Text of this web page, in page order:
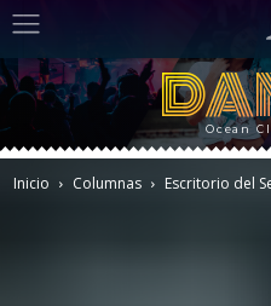
Ocean
Inicio Columnas Escritorio del